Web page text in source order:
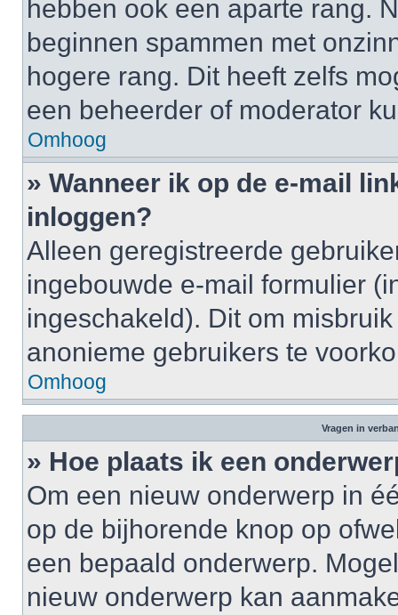
hebben ook een aparte rang.
beginnen spammen met
hogere rang. Dit heeft zelfs
een beheerder of moderator
Omhoog
» Wanneer ik op de e-mail
inloggen?
Alleen geregistreerde
ingebouwde e-mail formulier
ingeschakeld). Dit om
anonieme gebruikers te
Omhoog
Vragen in
» Hoe plaats ik een
Om een nieuw onderwerp in
op de bijhorende knop op
een bepaald onderwerp.
nieuw onderwerp kan